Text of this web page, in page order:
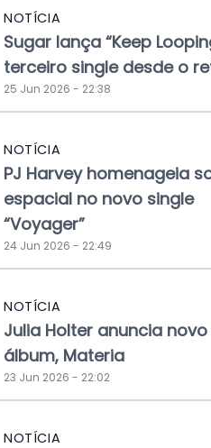
NOTÍCIA
Sugar lança “Keep
terceiro single desde o
25 Jun 2026 - 22:38
NOTÍCIA
PJ Harvey homenageia
espacial no novo single
“Voyager”
24 Jun 2026 - 22:49
NOTÍCIA
Julia Holter anuncia novo
álbum, Materia
23 Jun 2026 - 22:02
NOTÍCIA